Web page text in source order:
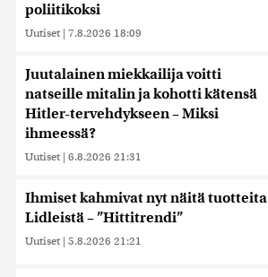
poliitikoksi
Uutiset | 7.8.2026 18:09
Juutalainen miekkailija voitti
natseille mitalin ja kohotti kätensä
Hitler-tervehdykseen – Miksi
ihmeessä?
Uutiset | 6.8.2026 21:31
Ihmiset kahmivat nyt näitä tuotteita
Lidleistä – ”Hittitrendi”
Uutiset | 5.8.2026 21:21